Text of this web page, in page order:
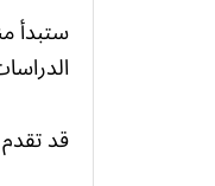
قد